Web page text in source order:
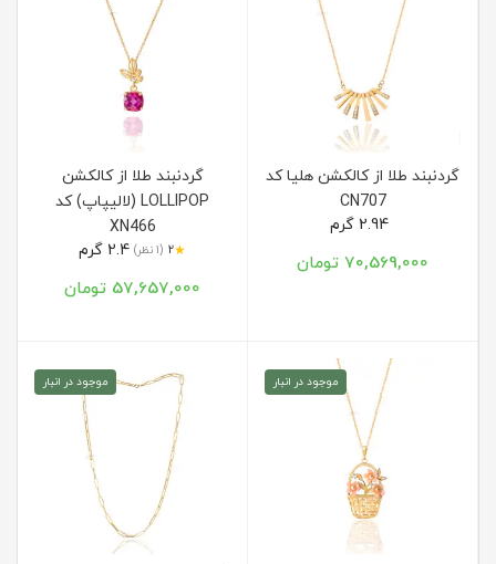
گردنبند طلا از کالکشن هلیا کد
CN707
2.94 گرم
70,569,000 تومان
گردنبند طلا از کالکشن
LOLLIPOP (لالیپاپ) کد
XN466
★
2 (1 نظر)
57,657,000 تومان
موجود در انبار موجود در انبار